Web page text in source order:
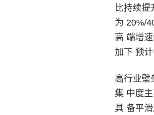
比持续提
为 20%/
高 端增
加下 预
高行业壁
集 中度
具 备平